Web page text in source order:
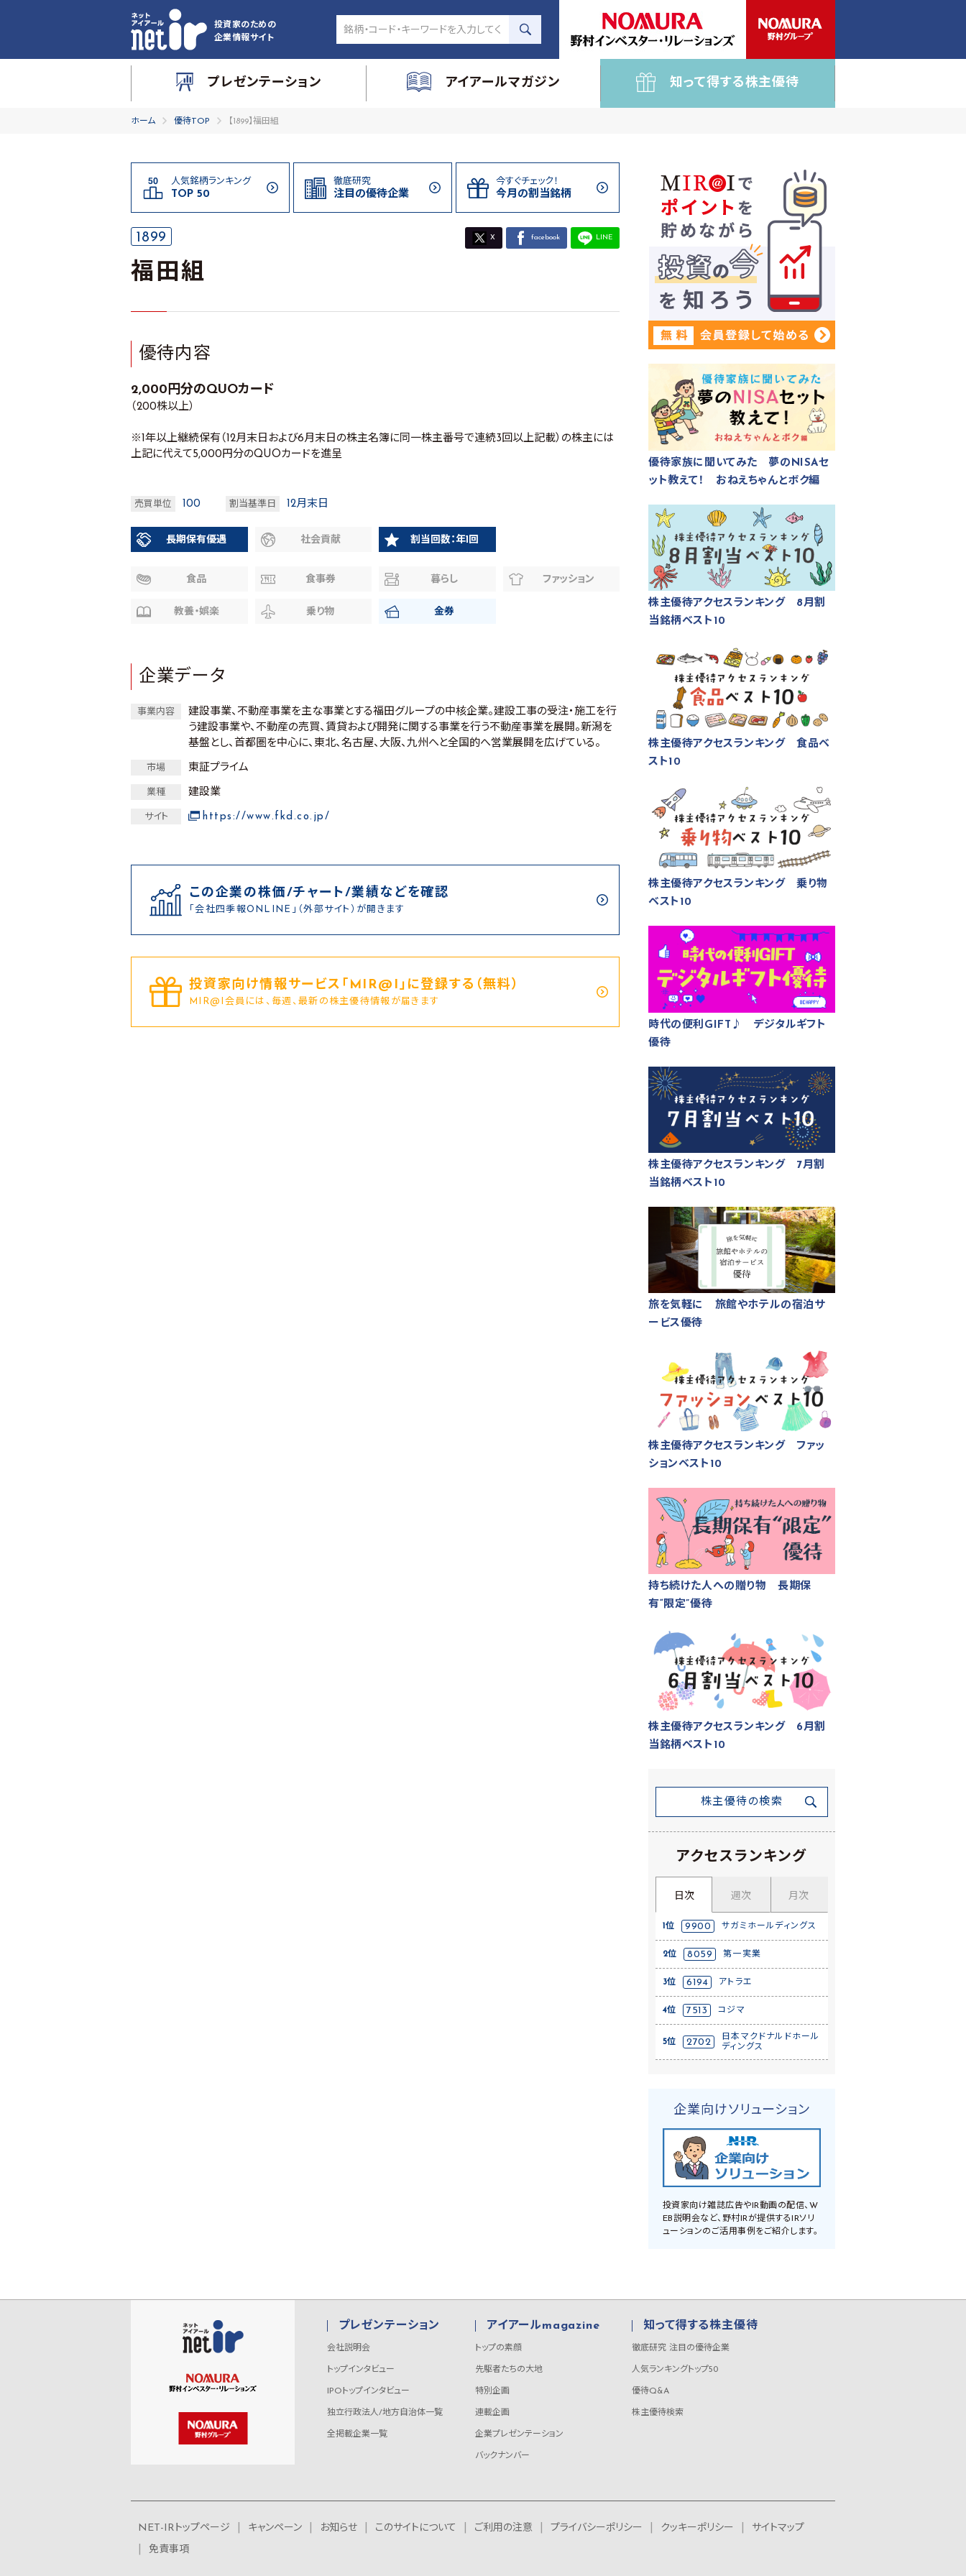
投資家のための
企業情報サイト
プレゼンテーション アイアールマガジン 知って得する株主優待
ホーム 優待TOP 【1899】福田組
人気銘柄ランキング
TOP 50
徹底研究
注目の優待企業
今すぐチェック！
今月の割当銘柄
1899 X facebook LINE
福田組
優待内容
2,000円分のQUOカード
（200株以上）
※1年以上継続保有（12月末日および6月末日の株主名簿に同一株主番号で連続3回以上記載）の株主には
上記に代えて5,000円分のQUOカードを進呈
売買単位 100 割当基準日 12月末日
長期保有優遇 社会貢献 割当回数：年1回
食品 食事券 暮らし ファッション
教養・娯楽 乗り物 金券
企業データ
事業内容
建設事業、不動産事業を主な事業とする福田グループの中核企業。建設工事の受注・施工を行
う建設事業や、不動産の売買、賃貸および開発に関する事業を行う不動産事業を展開。新潟を
基盤とし、首都圏を中心に、東北、名古屋、大阪、九州へと全国的へ営業展開を広げている。
市場 東証プライム
業種 建設業
サイト https://www.fkd.co.jp/
この企業の株価/チャート/業績などを確認
「会社四季報ONLINE」（外部サイト）が開きます
投資家向け情報サービス｢MIR@I｣に登録する（無料）
MIR@I会員には、毎週、最新の株主優待情報が届きます
優待家族に聞いてみた 夢のNISAセ
ット教えて！ おねえちゃんとボク編
株主優待アクセスランキング 8月割
当銘柄ベスト10
株主優待アクセスランキング 食品ベ
スト10
株主優待アクセスランキング 乗り物
ベスト10
時代の便利GIFT♪ デジタルギフト
優待
株主優待アクセスランキング 7月割
当銘柄ベスト10
旅を気軽に 旅館やホテルの宿泊サ
ービス優待
株主優待アクセスランキング ファッ
ションベスト10
持ち続けた人への贈り物 長期保
有“限定”優待
株主優待アクセスランキング 6月割
当銘柄ベスト10
株主優待の検索
アクセスランキング
日次 週次 月次
1位 9900 サガミホールディングス
2位 8059 第一実業
3位 6194 アトラエ
4位 7513 コジマ
5位 2702
日本マクドナルドホール
ディングス
企業向けソリューション
投資家向け雑誌広告やIR動画の配信、W
EB説明会など、野村IRが提供するIRソリ
ューションのご活用事例をご紹介します。
プレゼンテーション
会社説明会
トップインタビュー
IPOトップインタビュー
独立行政法人/地方自治体一覧
全掲載企業一覧
アイアールmagazine
トップの素顔
先駆者たちの大地
特別企画
連載企画
企業プレゼンテーション
バックナンバー
知って得する株主優待
徹底研究 注目の優待企業
人気ランキングトップ50
優待Q&A
株主優待検索
NET-IRトップページ キャンペーン お知らせ このサイトについて ご利用の注意 プライバシーポリシー クッキーポリシー
サイトマップ
免責事項